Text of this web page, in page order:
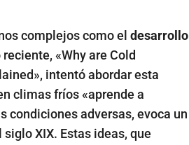
complejos como el desarrollo
«Why are Cold
intentó abordar esta
climas fríos «aprende a
condiciones adversas, evoca un
XIX. Estas ideas, que